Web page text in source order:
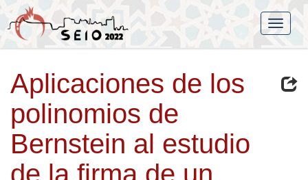
Aplicaciones de los
polinomios de
Bernstein al estudio
de la firma de un